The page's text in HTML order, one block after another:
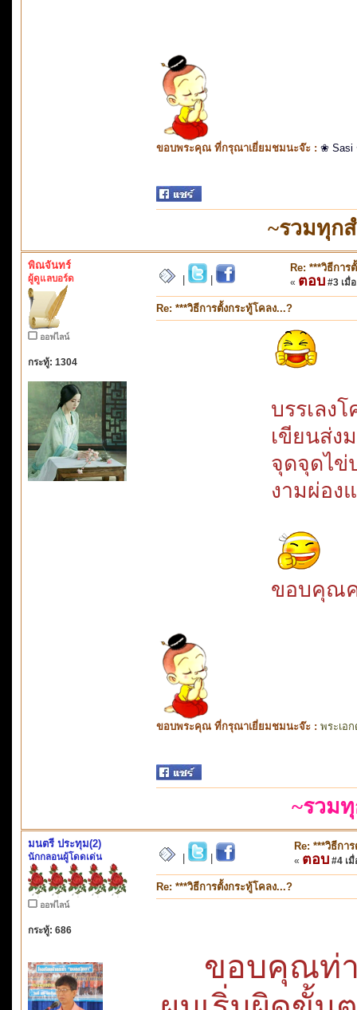
ขอบพระคุณ ที่กรุณาเยี่ยมชมนะจ๊ะ : ❀ Sasi
~รวมทุก
พิณจันทร์
ผู้ดูแลบอร์ด
ออฟไลน์
กระทู้: 1304
Re: ***วิธีการ
« ตอบ #3 เมื่
Re: ***วิธีการตั้งกระทู้โคลง...?
บรรเล
เขียน
จุดจุดไข่
งามผ่อ
ขอบคุณค่
ขอบพระคุณ ที่กรุณาเยี่ยมชมนะจ๊ะ : พระเอ
~รวม
มนตรี ประทุม(2)
นักกลอนผู้โดดเด่น
ออฟไลน์
กระทู้: 686
Re: ***วิธีกา
« ตอบ #4 เมื่
Re: ***วิธีการตั้งกระทู้โคลง...?
ขอบคุณท่